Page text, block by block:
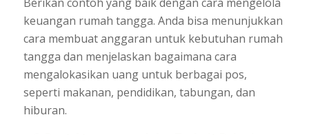
keuangan rumah tangga. Anda bisa menunjukkan
cara membuat anggaran untuk kebutuhan rumah
tangga dan menjelaskan bagaimana cara
mengalokasikan uang untuk berbagai pos,
seperti makanan, pendidikan, tabungan, dan
hiburan.